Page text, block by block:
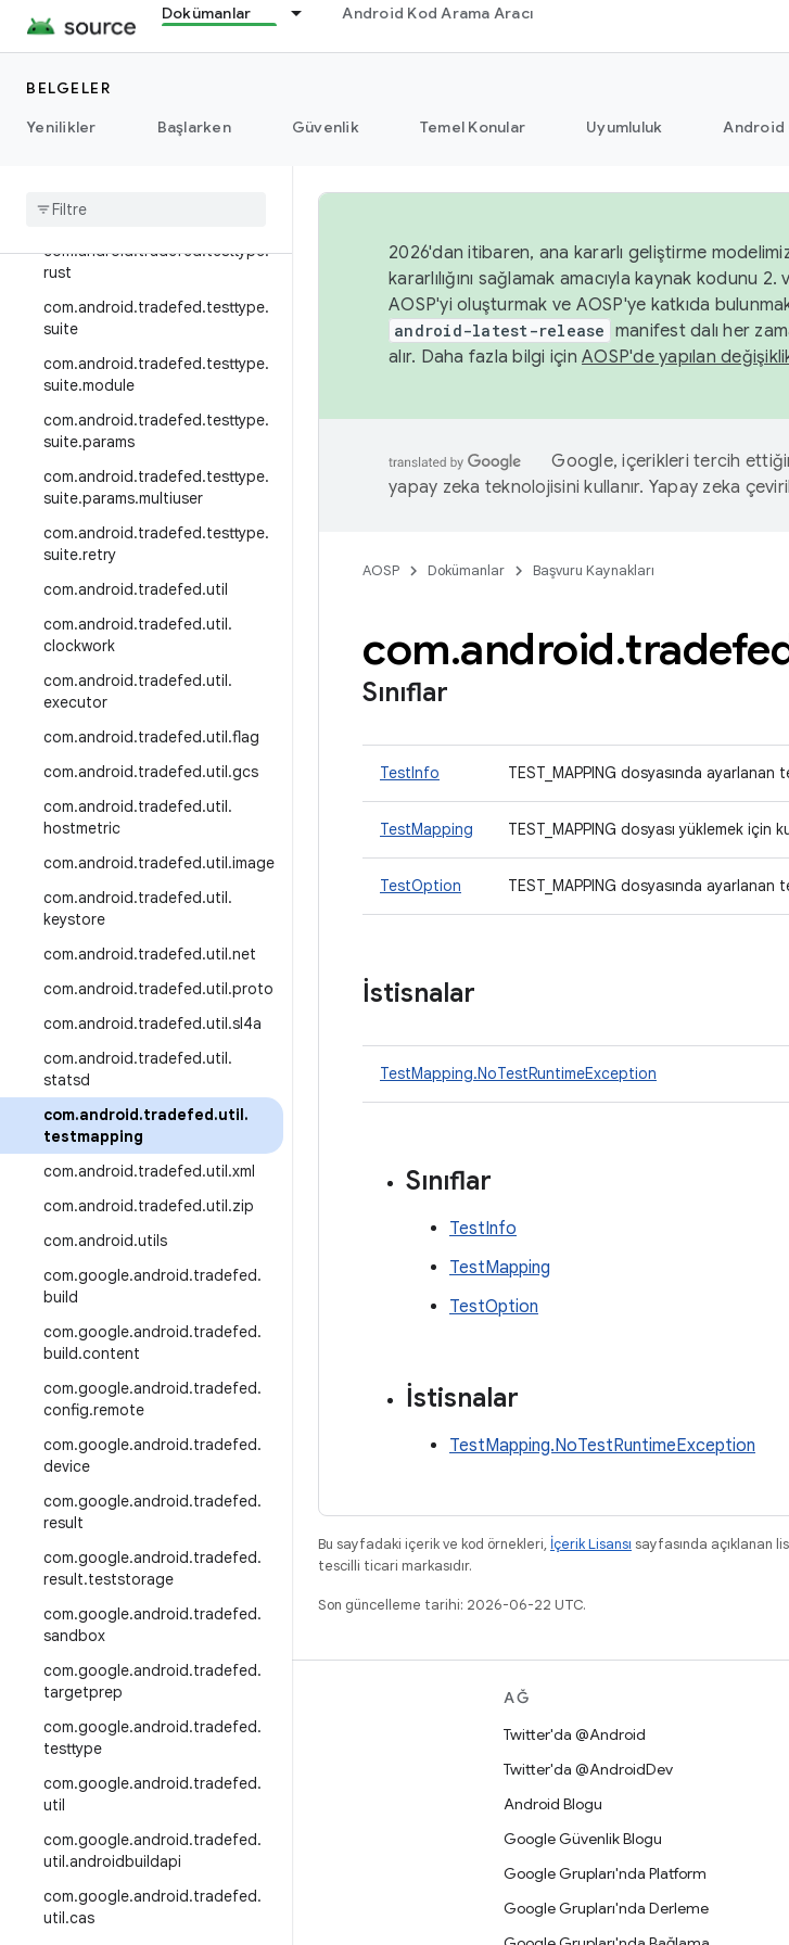
Dokümanlar Android Kod Arama Aracı
BELGELER
Yenilikler
Başlarken Güvenlik Temel Konular Uyumluluk Android
com.android.tradefed.testtype.
com.android.tradefed.testtype.
com.android tradefed .testtype
retry
com.android.tradefed.testtype.
rust
com.android.tradefed.testtype.
suite
com.android.tradefed.testtype.
suite.module
com.android.tradefed.testtype.
suite.params
com.android.tradefed.testtype.
suite.params.multiuser
com.android.tradefed.testtype.
suite.retry
com.android.tradefed.util
com.android.tradefed.util.
clockwork
com.android.tradefed.util.
executor
com.android.tradefed.util.flag
com.android.tradefed.util.gcs
com.android.tradefed.util.
hostmetric
com.android.tradefed.util.image
com.android.tradefed.util.
keystore
com.android.tradefed.util.net
com.android.tradefed.util.proto
com.android.tradefed.util.sl4a
com.android.tradefed.util.
statsd
com.android.tradefed.util.
testmapping
com.android.tradefed.util.xml
com.android.tradefed.util.zip
com.android.utils
com.google.android.tradefed.
build
com.google.android.tradefed.
build.content
com.google.android.tradefed.
config.remote
com.google.android.tradefed.
device
com.google.android.tradefed.
result
com.google.android.tradefed.
result.teststorage
com.google.android.tradefed.
sandbox
com.google.android.tradefed.
targetprep
com.google.android.tradefed.
testtype
com.google.android.tradefed.
util
com.google.android.tradefed.
util.androidbuildapi
com.google.android.tradefed.
util.cas
2026'dan itibaren, ana kararlı geliştirme
kararlılığını sağlamak amacıyla kaynak kodunu
AOSP'yi oluşturmak ve AOSP'ye katkıda
android-latest-release manifest dalı her
alır. Daha fazla bilgi için AOSP'de yapılan
Google, içerikleri tercih
yapay zeka teknolojisini kullanır. Yapay zeka
AOSP Dokümanlar Başvuru Kaynakları
com.android.
Sınıflar
TestInfo TEST_MAPPING dosyasında
TestMapping TEST_MAPPING dosyası yüklemek için
TestOption TEST_MAPPING dosyasında ayarlanan
İstisnalar
TestMapping.NoTestRuntimeException
Sınıflar
TestInfo
TestMapping
TestOption
İstisnalar
TestMapping.NoTestRuntimeException
Bu sayfadaki içerik ve kod örnekleri, İçerik Lisansı sayfasında açıklanan
tescilli ticari markasıdır.
Son güncelleme tarihi: 2026-06-22 UTC.
DERLEME
Android kod deposu
İndirme
İkili programları önizle
Fabrika ayarı görüntüleri
Sürücü ikili programları
AĞ
Twitter'da @Android
Twitter'da @AndroidDev
Android Blogu
Google Güvenlik Blogu
Google Grupları'nda Platform
Google Grupları'nda Derleme